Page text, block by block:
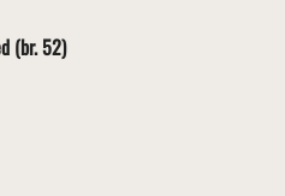
(br. 52)